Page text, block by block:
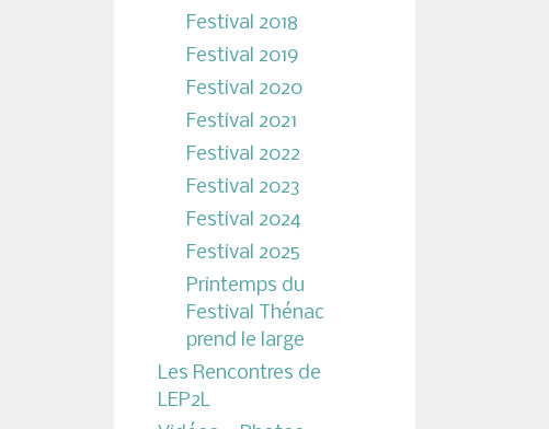
Festival 2018
Festival 2019
Festival 2020
Festival 2021
Festival 2022
Festival 2023
Festival 2024
Festival 2025
Printemps du
Festival Thénac
prend le large
Les Rencontres de
LEP2L